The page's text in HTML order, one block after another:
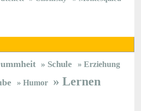
Schule Erziehung
Humor Lernen